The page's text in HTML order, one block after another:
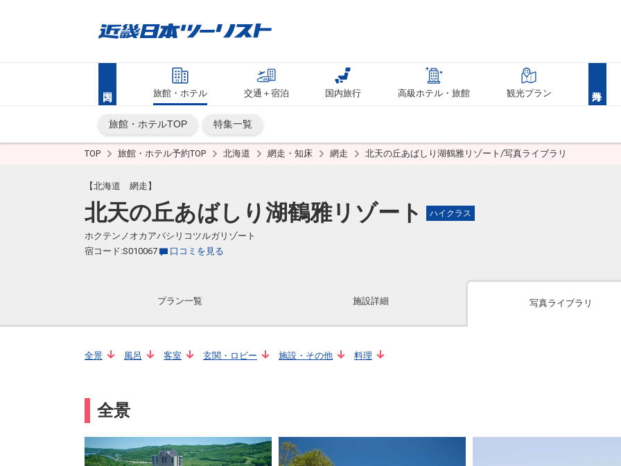
旅館・ホテル 交通＋宿泊 国内旅行 高級ホテル・旅館 観光プラン
旅館・ホテルTOP 特集一覧
TOP 旅館・ホテル予約TOP 北海道 網走・知床 網走 北天の丘あばしり湖鶴雅リゾート/写真ライブラリ
【北海道 網走】
北天の丘あばしり湖鶴雅リゾート ハイクラス
ホクテンノオカアバシリコツルガリゾート
宿コード:S010067
口コミを見る
プラン一覧 施設詳細 写真ライブラリ
全景 風呂 客室 玄関・ロビー 施設・その他 料理
全景